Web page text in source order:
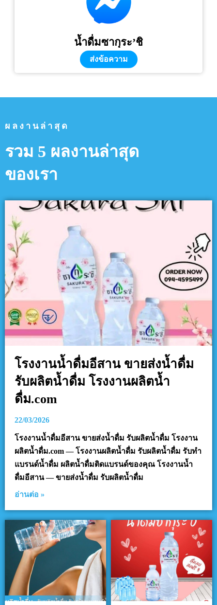
น้ำดื่มซากุระ’ชิ
ส่งข้อความ
ผลงานล่าสุด
รวม 5 ผลงานล่าสุด
ของเรา
โรงงานน้ำดื่มอีสาน ขายส่งน้ำดื่ม
รับผลิตน้ำดื่ม โรงงานผลิตน้ำ
ดื่ม.com
22/03/2026
โรงงานน้ำดื่มอีสาน ขายส่งน้ำดื่ม รับผลิตน้ำดื่ม โรงงาน
ผลิตน้ำดื่ม.com — โรงงานผลิตน้ำดื่ม รับผลิตน้ำดื่ม รับทำ
แบรนด์น้ำดื่ม ผลิตน้ำดื่มติดแบรนด์ของคุณ โรงงานน้ำ
ดื่มอีสาน — ขายส่งน้ำดื่ม รับผลิตน้ำดื่ม
อ่านต่อ »